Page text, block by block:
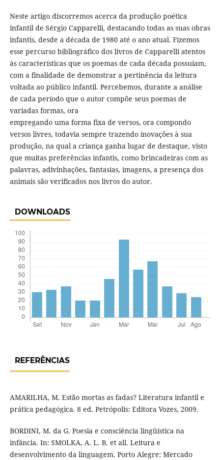
Neste artigo discorremos acerca da produção poética
infantil de Sérgio Capparelli, destacando todas as suas obras
infantis, desde a década de 1980 até o ano atual. Fizemos
esse percurso bibliográfico dos livros de Capparelli atentos
às características que os poemas de cada década possuíam,
com a finalidade de demonstrar a pertinência da leitura
voltada ao público infantil. Percebemos, durante a análise
de cada período que o autor compõe seus poemas de
variadas formas, ora
empregando uma forma fixa de versos, ora compondo
versos livres, todavia sempre trazendo inovações à sua
produção, na qual a criança ganha lugar de destaque, visto
que muitas preferências infantis, como brincadeiras com as
palavras, adivinhações, fantasias, imagens, a presença dos
animais são verificados nos livros do autor.
DOWNLOADS
REFERÊNCIAS
AMARILHA, M. Estão mortas as fadas? Literatura infantil e
prática pedagógica. 8 ed. Petrópolis: Editora Vozes, 2009.
BORDINI, M. da G. Poesia e consciência lingüística na
infância. In: SMOLKA, A. L. B. et all. Leitura e
desenvolvimento da linguagem. Porto Alegre: Mercado